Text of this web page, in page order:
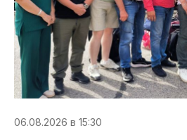
06.08.2026 в 15:30